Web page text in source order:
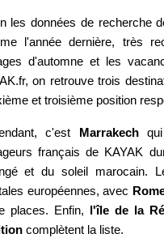
les données de recherche
l'année dernière, très
d'automne et les
on retrouve trois
et troisième position
c'est Marrakech
français de KAYAK
et du soleil marocain.
européennes, avec
places. Enfin, l'île de la
complètent la liste.